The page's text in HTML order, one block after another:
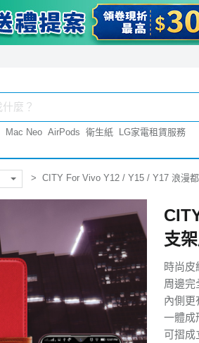
Mac Neo AirPods 衛生紙 LG家電租賃服務
CITY For Vivo Y12 / Y15 / Y17 浪漫
支
時尚皮
周邊完
內側更
一體成
可摺成